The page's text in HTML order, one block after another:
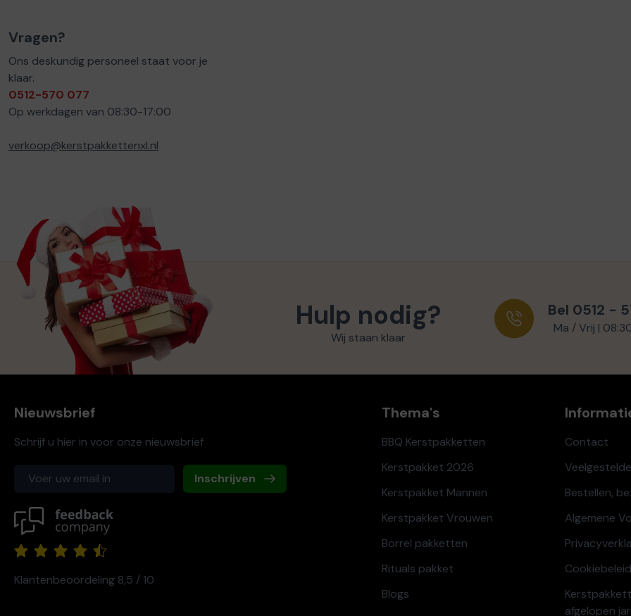
Vragen?
Ons deskundig personeel staat voor je
klaar.
0512-570 077
Op werkdagen van 08:30-17:00
verkoop@kerstpakkettenxl.nl
Hulp nodig?
Wij staan klaar
Bel 0512 -
Ma / Vrij |
Nieuwsbrief
Schrijf u hier in voor onze nieuwsbrief
Inschrijven
Klantenbeoordeling 8,5 / 10
Thema's
BBQ Kerstpakketten
Kerstpakket 2026
Kerstpakket Mannen
Kerstpakket Vrouwen
Borrel pakketten
Rituals pakket
Blogs
Contact
Bestellen,
Algemene
afgelopen